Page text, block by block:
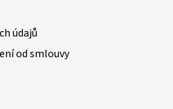
údajů
od smlouvy